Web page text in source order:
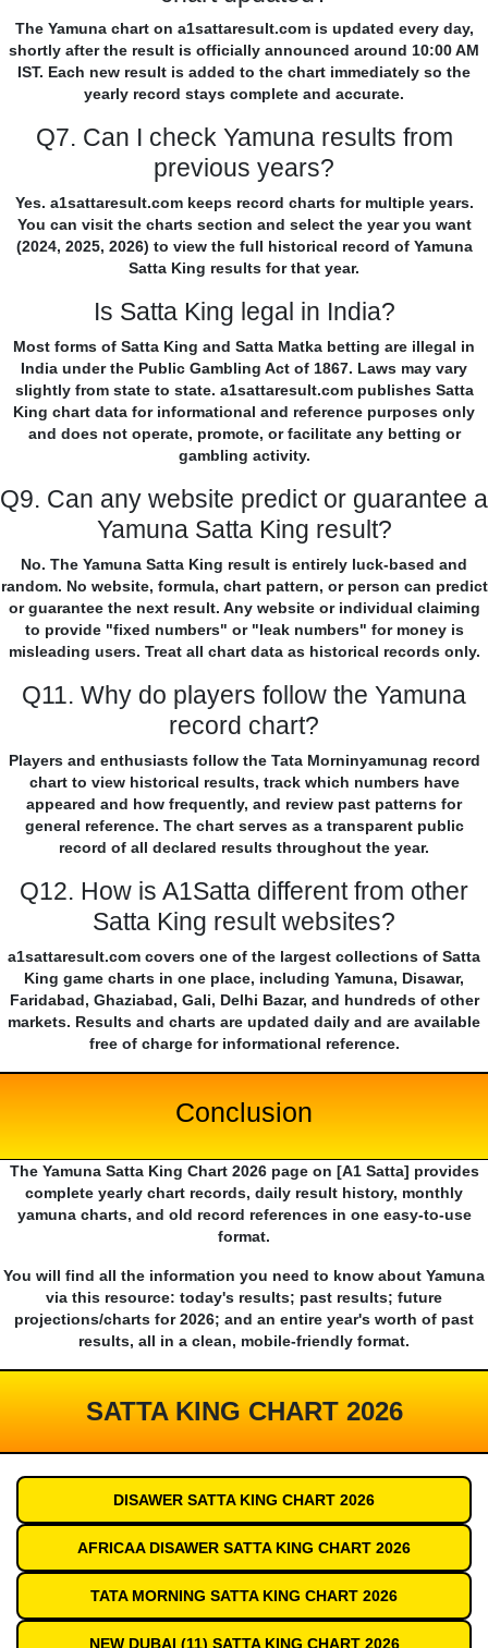
The Yamuna chart on a1sattaresult.com is updated every day,
shortly after the result is officially announced around 10:00 AM
IST. Each new result is added to the chart immediately so the
yearly record stays complete and accurate.
Q7. Can I check Yamuna results from
previous years?
Yes. a1sattaresult.com keeps record charts for multiple years.
You can visit the charts section and select the year you want
(2024, 2025, 2026) to view the full historical record of Yamuna
Satta King results for that year.
Is Satta King legal in India?
Most forms of Satta King and Satta Matka betting are illegal in
India under the Public Gambling Act of 1867. Laws may vary
slightly from state to state. a1sattaresult.com publishes Satta
King chart data for informational and reference purposes only
and does not operate, promote, or facilitate any betting or
gambling activity.
Q9. Can any website predict or guarantee a
Yamuna Satta King result?
No. The Yamuna Satta King result is entirely luck-based and
random. No website, formula, chart pattern, or person can predict
or guarantee the next result. Any website or individual claiming
to provide "fixed numbers" or "leak numbers" for money is
misleading users. Treat all chart data as historical records only.
Q11. Why do players follow the Yamuna
record chart?
Players and enthusiasts follow the Tata Morninyamunag record
chart to view historical results, track which numbers have
appeared and how frequently, and review past patterns for
general reference. The chart serves as a transparent public
record of all declared results throughout the year.
Q12. How is A1Satta different from other
Satta King result websites?
a1sattaresult.com covers one of the largest collections of Satta
King game charts in one place, including Yamuna, Disawar,
Faridabad, Ghaziabad, Gali, Delhi Bazar, and hundreds of other
markets. Results and charts are updated daily and are available
free of charge for informational reference.
Conclusion
The Yamuna Satta King Chart 2026 page on [A1 Satta] provides
complete yearly chart records, daily result history, monthly
yamuna charts, and old record references in one easy-to-use
format.
You will find all the information you need to know about Yamuna
via this resource: today's results; past results; future
projections/charts for 2026; and an entire year's worth of past
results, all in a clean, mobile-friendly format.
SATTA KING CHART 2026
DISAWER SATTA KING CHART 2026
AFRICAA DISAWER SATTA KING CHART 2026
TATA MORNING SATTA KING CHART 2026
NEW DUBAI (11) SATTA KING CHART 2026